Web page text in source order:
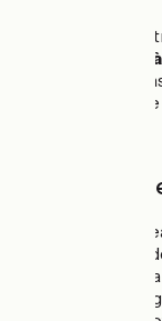
Un petit bout de
la côte d’Opale
phoques se
vraiment sauvage
Pour
Une fois notre
Belgique le long
Amsterdam. De
jusqu'à